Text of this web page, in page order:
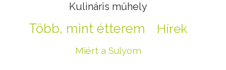
Kulináris műhely
Több, mint étterem Hírek
Miért a Sulyom